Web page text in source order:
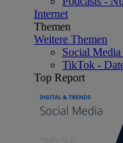
Internet
Themen
Weitere Themen
Social
TikTok -
Top Report